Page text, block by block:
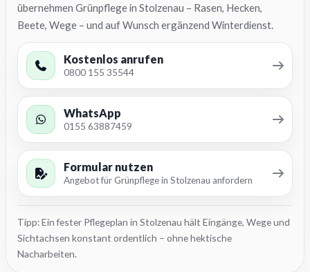
übernehmen Grünpflege in Stolzenau – Rasen, Hecken,
Beete, Wege – und auf Wunsch ergänzend Winterdienst.
Kostenlos anrufen
0800 155 35544
WhatsApp
0155 63887459
Formular nutzen
Angebot für Grünpflege in Stolzenau anfordern
Tipp: Ein fester Pflegeplan in Stolzenau hält Eingänge, Wege und
Sichtachsen konstant ordentlich – ohne hektische
Nacharbeiten.